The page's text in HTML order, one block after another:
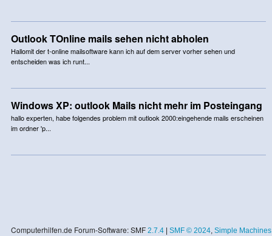
Outlook TOnline mails sehen nicht abholen
Hallomit der t-online mailsoftware kann ich auf dem server vorher sehen und
entscheiden was ich runt...
Windows XP: outlook Mails nicht mehr im Posteingang
hallo experten, habe folgendes problem mit outlook 2000:eingehende mails erscheinen
im ordner 'p...
Computerhilfen.de Forum-Software: SMF 2.7.4| SMF © 2024, Simple Machines